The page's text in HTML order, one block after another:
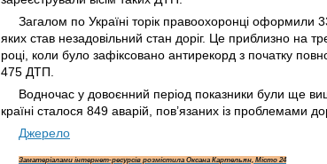
Загалом по Україні торік правоохоронці оформили
яких став незадовільний стан доріг. Це приблизно на
році, коли було зафіксовано антирекорд з початку
475 ДТП.
Водночас у довоєнний період показники були ще
країні сталося 849 аварій, пов’язаних із проблемами
Джерело
Заматеріалами інтернет-ресурсів розмістила Оксана Картельян, Місто 24